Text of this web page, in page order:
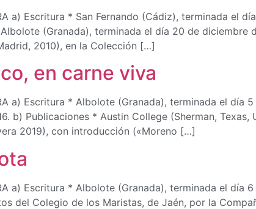
a) Escritura * San Fernando (Cádiz), terminada el
Albolote (Granada), terminada el día 20 de
2010), en la Colección […]
en carne viva
a) Escritura * Albolote (Granada), terminada el
b) Publicaciones * Austin College (Sherman,
2019), con introducción («Moreno […]
a) Escritura * Albolote (Granada), terminada el día
del Colegio de los Maristas, de Jaén, por la